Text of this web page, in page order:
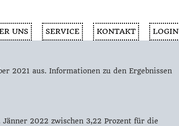
UNS SERVICE KONTAKT LOGIN
2021 aus. Informationen zu den Ergebnissen
2022 zwischen 3,22 Prozent für die